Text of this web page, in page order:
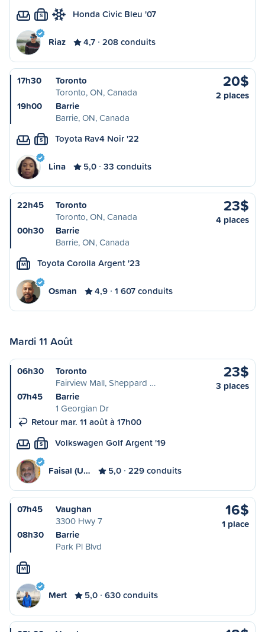
S Honda Civic Bleu '07
Riaz 4,7 208 conduits
17h30
Toronto
Toronto, ON, Canada
19h00
Barrie
Barrie, ON, Canada
20$
2 places
S Toyota Rav4 Noir '22
Lina 5,0 33 conduits
22h45
Toronto
Toronto, ON, Canada
00h30
Barrie
Barrie, ON, Canada
23$
4 places
M Toyota Corolla Argent '23
Osman 4,9 1 607 conduits
Mardi 11 Août
06h30
Toronto
Fairview Mall, Sheppard …
07h45
Barrie
1 Georgian Dr
Retour mar. 11 août à 17h00
23$
3 places
S Volkswagen Golf Argent '19
Faisal (U… 5,0 229 conduits
07h45
Vaughan
3300 Hwy 7
08h30
Barrie
Park Pl Blvd
16$
1 place
M
Mert 5,0 630 conduits